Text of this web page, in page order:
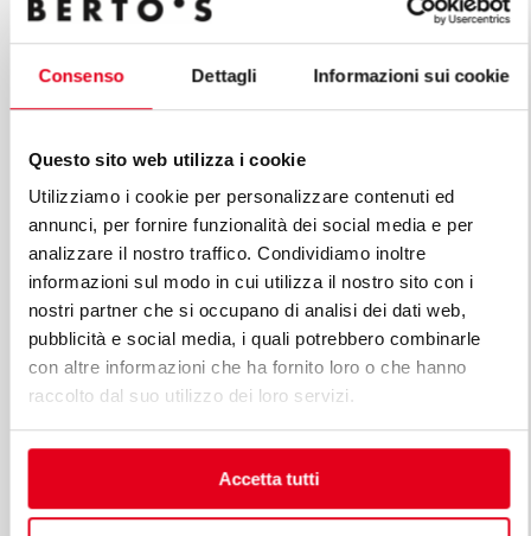
Consenso Dettagli Informazioni sui cookie
Questo sito web utilizza i cookie
Utilizziamo i cookie per personalizzare contenuti ed
annunci, per fornire funzionalità dei social media e per
analizzare il nostro traffico. Condividiamo inoltre
informazioni sul modo in cui utilizza il nostro sito con i
nostri partner che si occupano di analisi dei dati web,
pubblicità e social media, i quali potrebbero combinarle
con altre informazioni che ha fornito loro o che hanno
raccolto dal suo utilizzo dei loro servizi.
Accetta tutti
KOCIOŁ WARZELNY GAZOWY OGRZEWANIE
BEZPOŚREDNIE 100 L (AUTOKLAW)